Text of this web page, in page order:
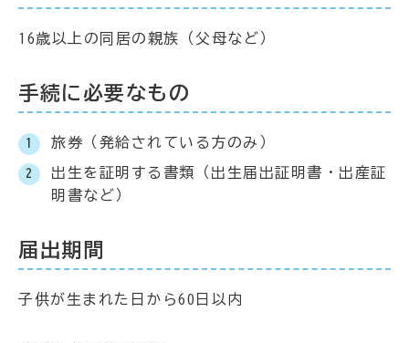
16歳以上の同居の親族（父母など）
手続に必要なもの
旅券（発給されている方のみ）
出生を証明する書類（出生届出証明書・出産証
明書など）
届出期間
子供が生まれた日から60日以内